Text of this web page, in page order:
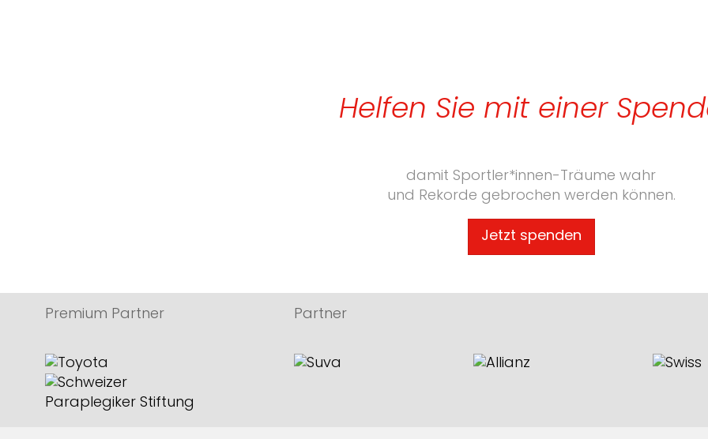
Helfen Sie mit einer
damit Sportler*innen-Träume wahr
und Rekorde gebrochen werden können.
Jetzt spenden
Premium Partner Partner